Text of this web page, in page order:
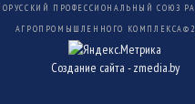
ПРОФЕССИОНАЛЬНЫЙ СОЮЗ
АГРОПРОМЫШЛЕННОГО КОМПЛЕКСА©
Создание сайта -zmedia.by